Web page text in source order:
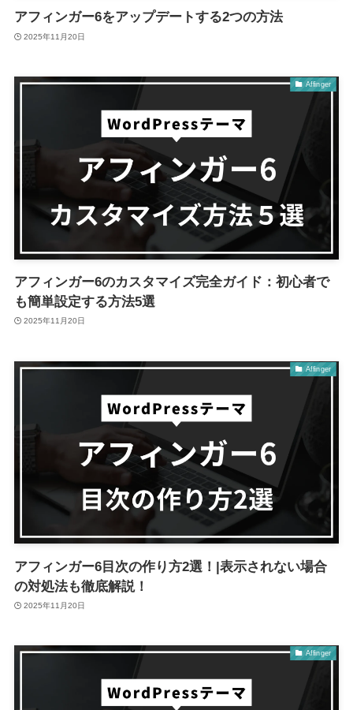
アフィンガー6をアップデートする2つの方法
2025年11月20日
Affinger
アフィンガー6のカスタマイズ完全ガイド：初心者で
も簡単設定する方法5選
2025年11月20日
Affinger
アフィンガー6目次の作り方2選！|表示されない場合
の対処法も徹底解説！
2025年11月20日
Affinger